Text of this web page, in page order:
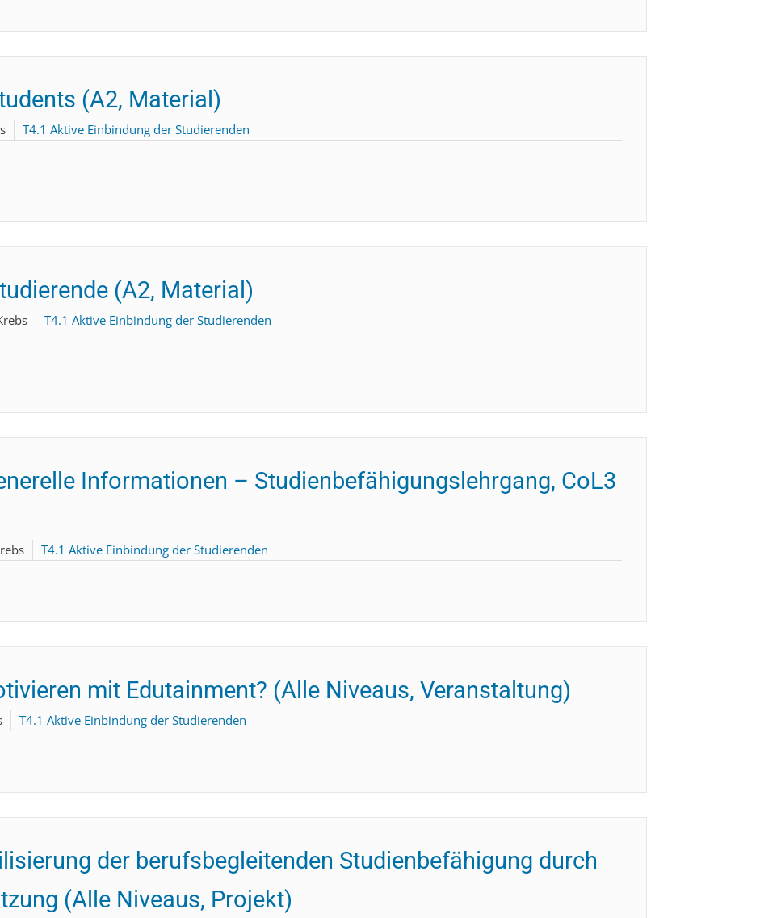
(A2, Material)
T4.1 Aktive Einbindung der Studierenden
(A2, Material)
T4.1 Aktive Einbindung der Studierenden
Informationen – Studienbefähigungslehrgang, CoL3
T4.1 Aktive Einbindung der Studierenden
mit Edutainment? (Alle Niveaus, Veranstaltung)
T4.1 Aktive Einbindung der Studierenden
der berufsbegleitenden Studienbefähigung durch
(Alle Niveaus, Projekt)